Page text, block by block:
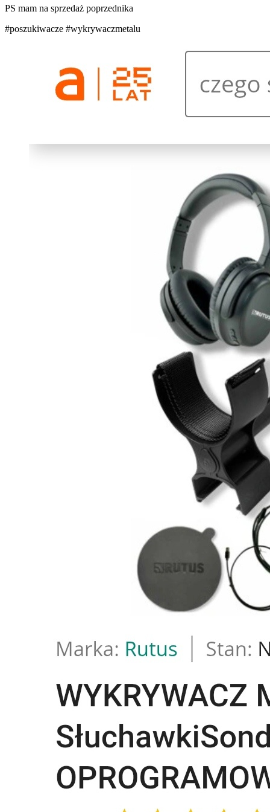
PS mam na sprzedaż poprzednika
#poszukiwacze #wykrywaczmetalu